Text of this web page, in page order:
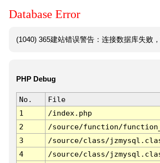
Database Error
(1040) 365建站错误警告：连接数据库失败
PHP Debug
No. File
1
/index.php
2
/source/function/
3
/source/class/
4
/source/class/